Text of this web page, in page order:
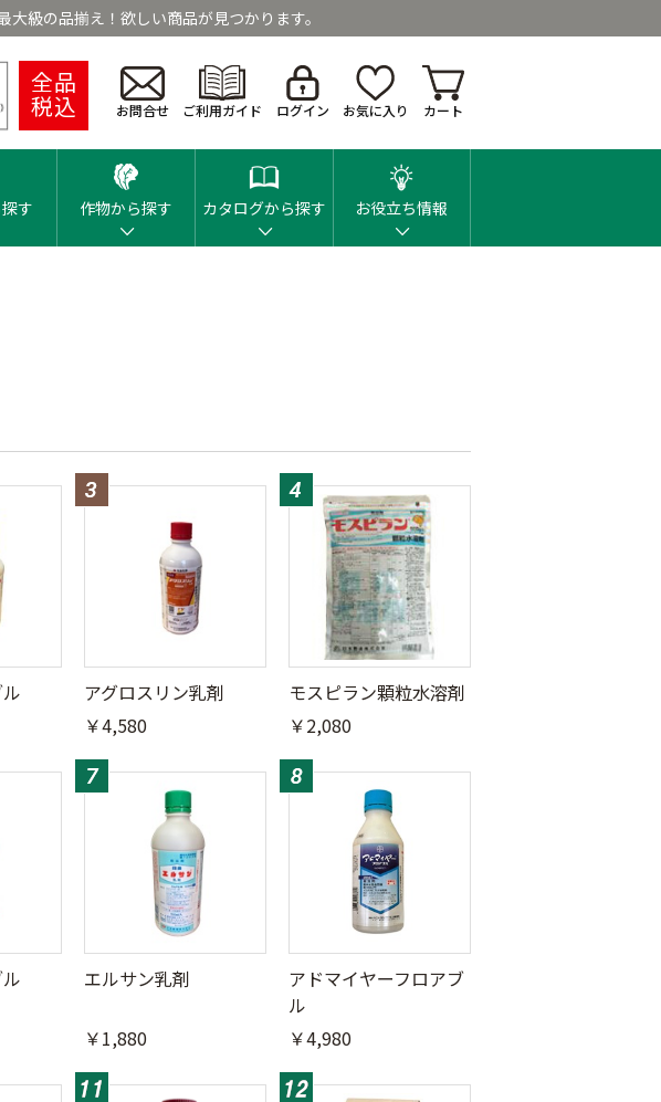
級の品揃え！欲しい商品が見つかります。
全品
税込 お問合せ ご利用ガイド ログイン お気に入り カート
す 作物から探す カタログから探す お役立ち情報
アグロスリン乳剤
￥4,580
モスピラン顆粒水溶剤
￥2,080
エルサン乳剤
￥1,880
アドマイヤーフロアブ
ル
￥4,980